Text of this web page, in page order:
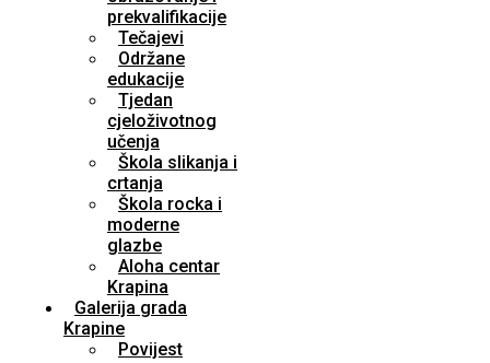
prekvalifikacije
Tečajevi
Održane
edukacije
Tjedan
cjeloživotnog
učenja
Škola slikanja i
crtanja
Škola rocka i
moderne
glazbe
Aloha centar
Krapina
Galerija grada
Krapine
Povijest